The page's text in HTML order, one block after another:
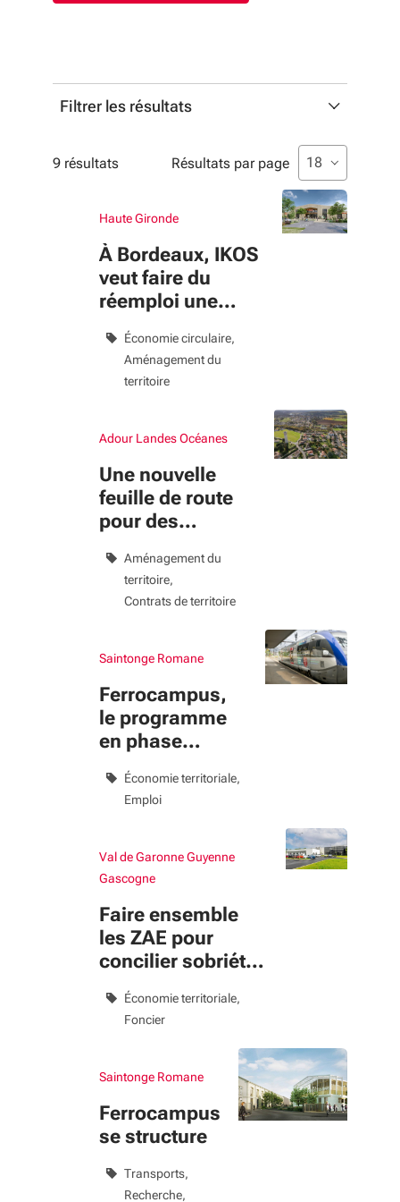
Filtrer les résultats
Profils
Liste multisélection. Utilisez les flèches pour
Thématiques
Liste multisélection. Utilisez les flèches pour
sélectionné
Thématique
Type de contenu
Filtres appliqués
Supprimer le filtre
Réinitialiser les filtres
9 résultats Résultats par page Liste de
sélectionné
18
Haute Gironde
À Bordeaux, IKOS
veut faire du
réemploi une
nouvelle façon de
consommer
Économie circulaire
Aménagement du
territoire
Adour Landes Océanes
Une nouvelle
feuille de route
pour des
équilibrés
Aménagement du
territoire
Contrats de territoire
Saintonge Romane
Ferrocampus,
le programme
en phase
opérationnelle
Économie territoriale
Emploi
Val de Garonne Guyenne
Gascogne
Faire ensemble
les ZAE pour
concilier sobriété
foncière et
attractivité
économique
Économie territoriale
Foncier
Saintonge Romane
Ferrocampus
se structure
Transports
Recherche